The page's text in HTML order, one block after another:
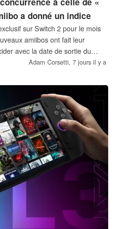
a donné un indice
sur Switch 2 pour le mois
amiibos ont fait leur
avec la date de sortie du
: Ocarina of Time*. Si la
sortir une semaine avant *GTA
Adam Corsetti, 7 jours il y a